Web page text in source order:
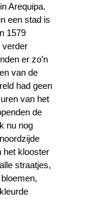
Arequipa.
een stad is
1579
verder
er zo’n
van de
had geen
van het
de
nu nog
het klooster
straatjes,